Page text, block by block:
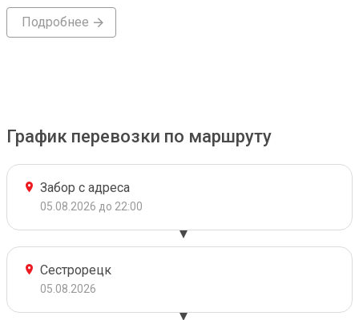
Подробнее
График перевозки по маршруту
Забор с адреса
05.08.2026 до 22:00
Сестрорецк
05.08.2026